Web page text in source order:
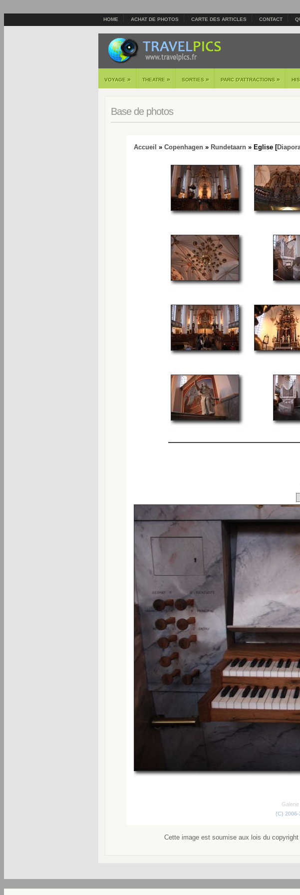
HOME ACHAT DE PHOTOS CARTE DES ARTICLES CONTACT
VOYAGE » THEATRE » SORTIES » PARC D'ATTRACTIONS »
Base de photos
Accueil » Copenhagen » Rundetaarn » Eglise [
(C)
Cette image est soumise aux lois du